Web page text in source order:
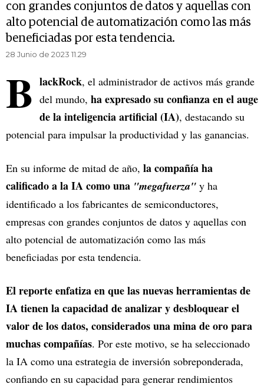
con grandes conjuntos de datos y aquellas con
alto potencial de automatización como las más
beneficiadas por esta tendencia.
28 Junio de 2023 11.29
B lackRock, el administrador de activos más grande
del mundo, ha expresado su confianza en el auge
de la inteligencia artificial (IA), destacando su
potencial para impulsar la productividad y las ganancias.
En su informe de mitad de año, la compañía ha
calificado a la IA como una "megafuerza" y ha
identificado a los fabricantes de semiconductores,
empresas con grandes conjuntos de datos y aquellas con
alto potencial de automatización como las más
beneficiadas por esta tendencia.
El reporte enfatiza en que las nuevas herramientas de
IA tienen la capacidad de analizar y desbloquear el
valor de los datos, considerados una mina de oro para
muchas compañías. Por este motivo, se ha seleccionado
la IA como una estrategia de inversión sobreponderada,
confiando en su capacidad para generar rendimientos